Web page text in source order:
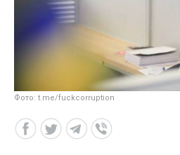
Фото: t.me/fuckcorruption